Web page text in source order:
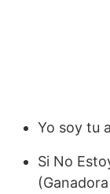
Yo soy tu
Si No